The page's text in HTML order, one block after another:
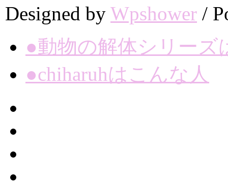
Designed by Wpshower /
●動物の解体シリーズ
●chiharuhはこんな人